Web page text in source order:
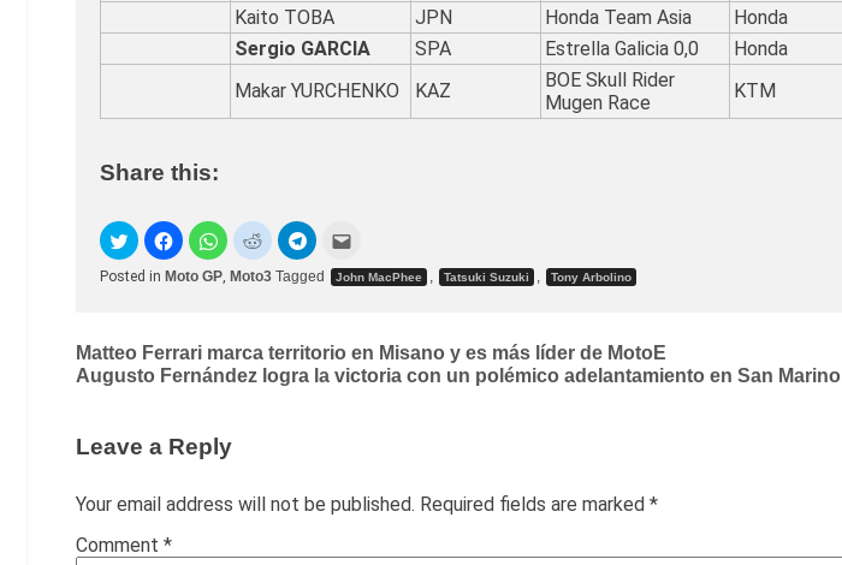
Kaito TOBA
JPN Honda Team Asia Honda
Sergio GARCIA
SPA Estrella Galicia 0,0 Honda
Makar YURCHENKO
KAZ
BOE Skull Rider
Mugen Race
KTM
Share this:
Posted in Moto GP, Moto3 Tagged John MacPhee , Tatsuki Suzuki , Tony Arbolino
Post
navigation
Matteo Ferrari marca territorio en Misano y es más líder de MotoE
Augusto Fernández logra la victoria con un polémico adelantamiento en San Marino
Leave a Reply
Your email address will not be published. Required fields are marked *
Comment *